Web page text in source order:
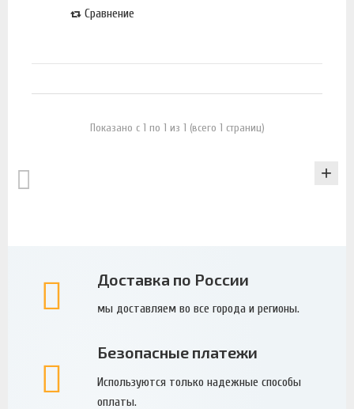
Сравнение
Показано с 1 по 1 из 1 (всего 1 страниц)
Доставка по России
мы доставляем во все города и регионы.
Безопасные платежи
Используются только надежные способы
оплаты.